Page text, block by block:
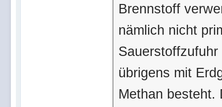
Brennstoff
nämlich nicht
übrigens mit
Methan besteht.